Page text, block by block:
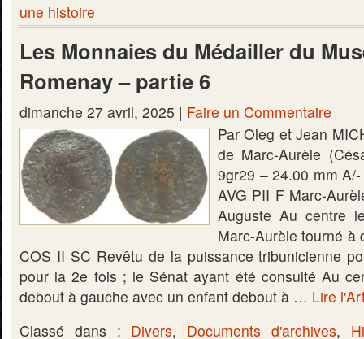
une histoire
Les Monnaies du Médailler du
Romenay – partie 6
dimanche 27 avril, 2025 | Faire un Commentaire
Par Oleg et Jean
de Marc-Aurèle
9gr29 – 24.00 mm
AVG PII F Marc-
Auguste Au centre
Marc-Aurèle tourné à
COS II SC Revêtu de la puissance tribunicienne
pour la 2e fois ; le Sénat ayant été consulté Au
debout à gauche avec un enfant debout à … Lire
Classé dans : Divers, Documents d'archives,